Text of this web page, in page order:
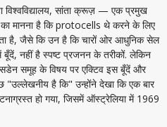
विश्वविद्यालय, सांता क्रूज़ — एक प्रमुख
का मानना है कि protocells थे करने के लिए
है, जैसे कि उन है कि चारों ओर आधुनिक सेल
नहीं है स्पष्ट प्रजनन के तरीकों. लेकिन
समूह के विषय पर एक्टिव इस बूँदें और
है कि" उन्होंने देखा कि एक बार
हो गया, जिसमें ऑस्ट्रेलिया में 1969